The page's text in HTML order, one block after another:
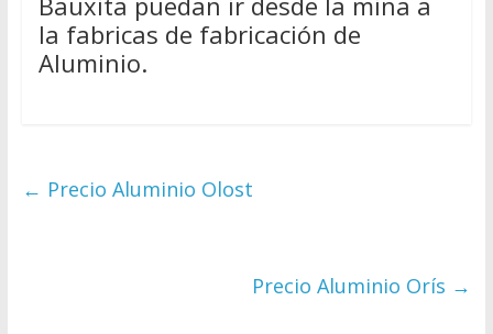
la fabricas de fabricación de
Aluminio.
← Precio Aluminio Olost
Precio Aluminio Orís →